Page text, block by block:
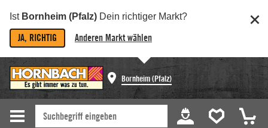
Ist Bornheim (Pfalz) Dein richtiger Markt?
JA, RICHTIG Anderen Markt wählen
Bornheim (Pfalz)